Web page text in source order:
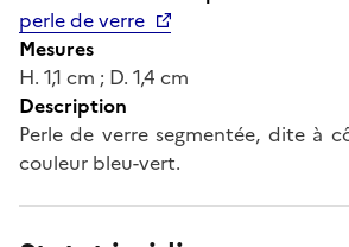
perle de verre
Mesures
H. 1,1 cm ; D. 1,4 cm
Description
Perle de verre segmentée, dite à
couleur bleu-vert.